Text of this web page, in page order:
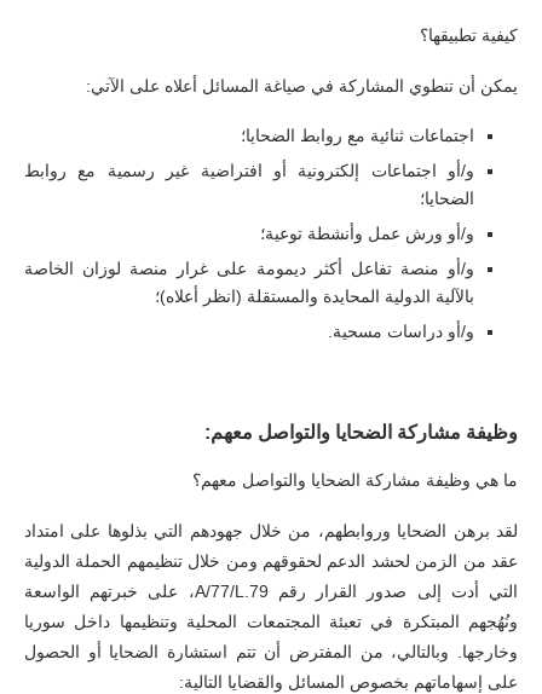
كيفية تطبيقها؟
يمكن أن تنطوي المشاركة في صياغة المسائل أعلاه على الآتي:
اجتماعات ثنائية مع روابط الضحايا؛
و/أو اجتماعات إلكترونية أو افتراضية غير رسمية مع روابط
الضحايا؛
و/أو ورش عمل وأنشطة توعية؛
و/أو منصة تفاعل أكثر ديمومة على غرار منصة لوزان الخاصة
بالآلية الدولية المحايدة والمستقلة (انظر أعلاه)؛
و/أو دراسات مسحية.
وظيفة مشاركة الضحايا والتواصل معهم:
ما هي وظيفة مشاركة الضحايا والتواصل معهم؟
لقد برهن الضحايا وروابطهم، من خلال جهودهم التي بذلوها على امتداد
عقد من الزمن لحشد الدعم لحقوقهم ومن خلال تنظيمهم الحملة الدولية
التي أدت إلى صدور القرار رقم A/77/L.79، على خبرتهم الواسعة
ونُهُجهم المبتكرة في تعبئة المجتمعات المحلية وتنظيمها داخل سوريا
وخارجها. وبالتالي، من المفترض أن تتم استشارة الضحايا أو الحصول
على إسهاماتهم بخصوص المسائل والقضايا التالية: